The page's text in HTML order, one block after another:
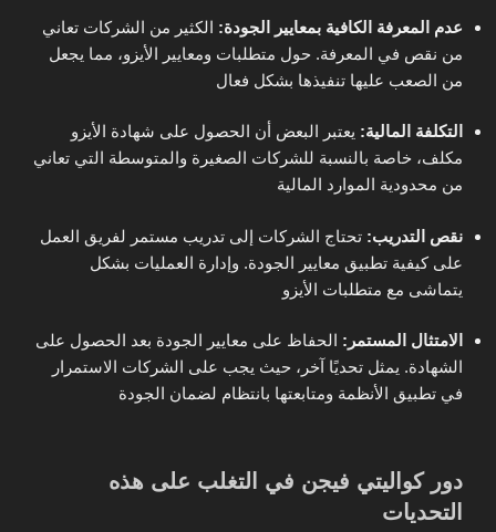
عدم المعرفة الكافية بمعايير الجودة: الكثير من الشركات تعاني
من نقص في المعرفة. حول متطلبات ومعايير الأيزو، مما يجعل
من الصعب عليها تنفيذها بشكل فعال
التكلفة المالية: يعتبر البعض أن الحصول على شهادة الأيزو
مكلف، خاصة بالنسبة للشركات الصغيرة والمتوسطة التي تعاني
من محدودية الموارد المالية
نقص التدريب: تحتاج الشركات إلى تدريب مستمر لفريق العمل
على كيفية تطبيق معايير الجودة. وإدارة العمليات بشكل
يتماشى مع متطلبات الأيزو
الامتثال المستمر: الحفاظ على معايير الجودة بعد الحصول على
الشهادة. يمثل تحديًا آخر، حيث يجب على الشركات الاستمرار
في تطبيق الأنظمة ومتابعتها بانتظام لضمان الجودة
دور كواليتي فيجن في التغلب على هذه
التحديات